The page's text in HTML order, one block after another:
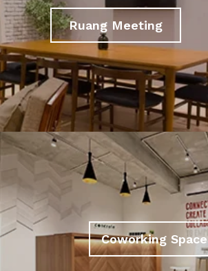
Ruang Meeting
Coworking Space